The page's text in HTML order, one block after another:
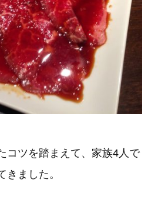
コツを踏まえて、家族4人で
ました。